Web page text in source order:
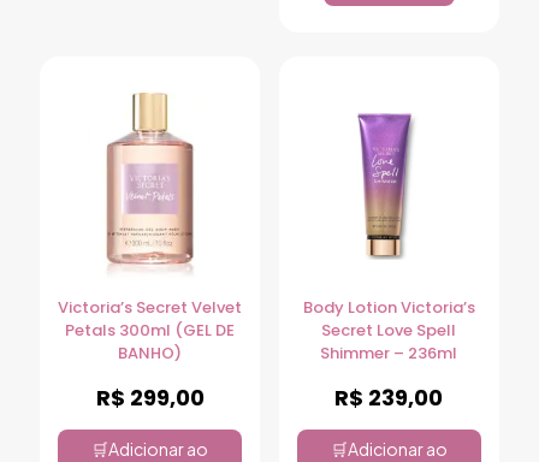
Victoria’s Secret Velvet
Petals 300ml (GEL DE
BANHO)
R$ 299,00
Adicionar ao
Body Lotion Victoria’s
Secret Love Spell
Shimmer – 236ml
R$ 239,00
Adicionar ao